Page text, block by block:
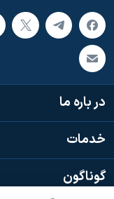
در باره ما
خدمات
گوناگون